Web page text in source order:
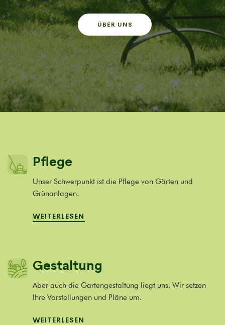
ÜBER UNS
Pflege
Unser Schwerpunkt ist die Pflege von Gärten und
Grünanlagen.
WEITERLESEN
Gestaltung
Aber auch die Gartengestaltung liegt uns. Wir setzen
Ihre Vorstellungen und Pläne um.
WEITERLESEN